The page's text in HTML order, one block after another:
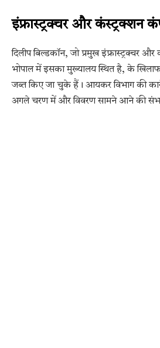
इंफ्रास्ट्रक्चर और कंस्ट्रक्शन
दिलीप बिल्डकॉन, जो प्रमुख इंफ्रास्ट्रक्चर
भोपाल में इसका मुख्यालय स्थित है, के
जब्त किए जा चुके हैं। आयकर विभाग की
अगले चरण में और विवरण सामने आने की